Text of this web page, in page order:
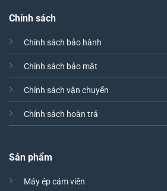
Chính sách
Chính sách bảo hành
Chính sách bảo mật
Chính sách vận chuyển
Chính sách hoàn trả
Sản phẩm
Máy ép cám viên